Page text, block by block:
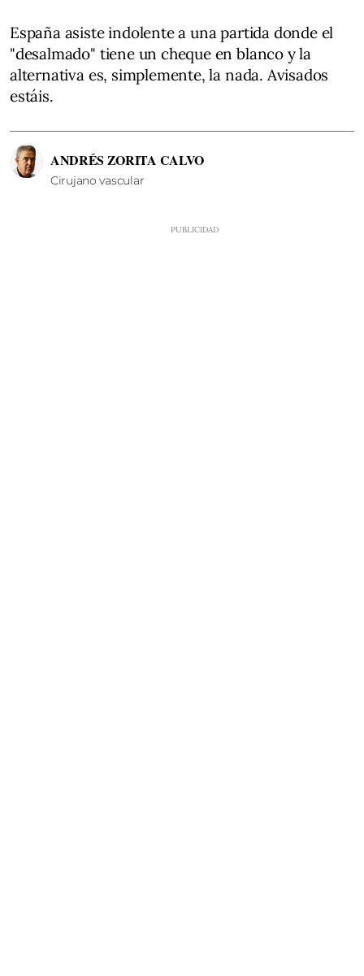
España asiste indolente a una partida donde el
"desalmado" tiene un cheque en blanco y la
alternativa es, simplemente, la nada. Avisados
estáis.
ANDRÉS ZORITA CALVO
Cirujano vascular